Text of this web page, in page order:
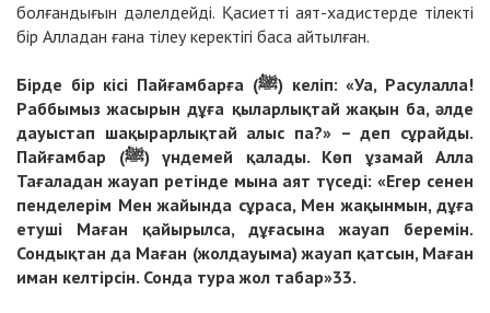
болғандығын дәлелдейді. Қасиетті аят-хадистерде тілекті
бір Алладан ғана тілеу керектігі баса айтылған.
Бірде бір кісі Пайғамбарға (ﷺ) келіп: «Уа, Расулалла!
Раббымыз жасырын дұға қыларлықтай жақын ба, әлде
дауыстап шақырарлықтай алыс па?» – деп сұрайды.
Пайғамбар (ﷺ) үндемей қалады. Көп ұзамай Алла
Тағаладан жауап ретінде мына аят түседі: «Егер сенен
пенделерім Мен жайында сұраса, Мен жақынмын, дұға
етуші Маған қайырылса, дұғасына жауап беремін.
Сондықтан да Маған (жолдауыма) жауап қатсын, Маған
иман келтірсін. Сонда тура жол табар»33.